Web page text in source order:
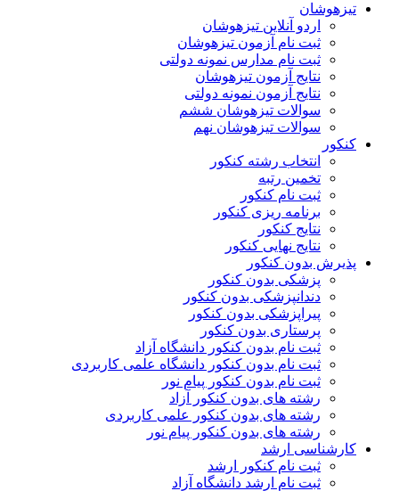
تیزهوشان
اردو آنلاین تیزهوشان
ثبت نام آزمون تیزهوشان
ثبت نام مدارس نمونه دولتی
نتایج آزمون تیزهوشان
نتایج آزمون نمونه دولتی
سوالات تیزهوشان ششم
سوالات تیزهوشان نهم
کنکور
انتخاب رشته کنکور
تخمین رتبه
ثبت نام کنکور
برنامه ریزی کنکور
نتایج کنکور
نتایج نهایی کنکور
پذیرش بدون کنکور
پزشکی بدون کنکور
دندانپزشکی بدون کنکور
پیراپزشکی بدون کنکور
پرستاری بدون کنکور
ثبت نام بدون کنکور دانشگاه آزاد
ثبت نام بدون کنکور دانشگاه علمی کاربردی
ثبت نام بدون کنکور پیام نور
رشته های بدون کنکور آزاد
رشته های بدون کنکور علمی کاربردی
رشته های بدون کنکور پیام نور
کارشناسی ارشد
ثبت نام کنکور ارشد
ثبت نام ارشد دانشگاه آزاد